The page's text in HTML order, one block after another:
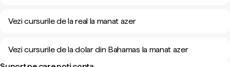
Vezi cursurile de la real la manat azer
Vezi cursurile de la dolar din Bahamas la manat azer